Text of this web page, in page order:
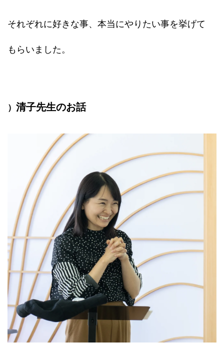
それぞれに好きな事、本当にやりたい事を挙げて
もらいました。
） 清子先生のお話